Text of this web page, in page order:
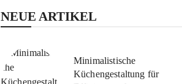
NEUE ARTIKEL
Minimalistische
Küchengestaltung für